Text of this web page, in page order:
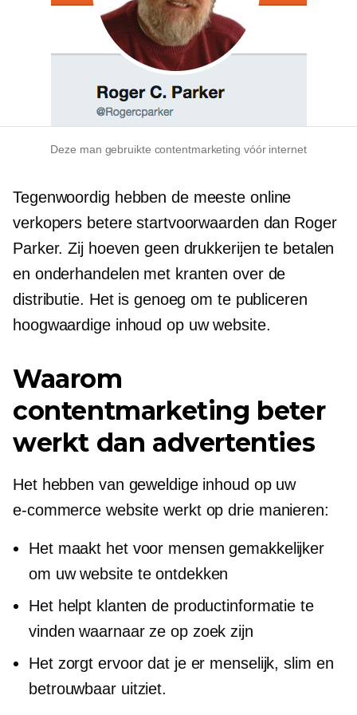
Deze man gebruikte contentmarketing vóór internet
Tegenwoordig hebben de meeste online
verkopers betere startvoorwaarden dan Roger
Parker. Zij hoeven geen drukkerijen te betalen
en onderhandelen met kranten over de
distributie. Het is genoeg om te publiceren
hoogwaardigeinhoud op uw website.
Waarom
contentmarketing beter
werkt dan advertenties
Het hebben van geweldige inhoud op uw
e-commerce website werkt op drie manieren:
Het maakt het voor mensen gemakkelijker
om uw website te ontdekken
Het helpt klanten de productinformatie te
vinden waarnaar ze op zoek zijn
Het zorgt ervoor dat je er menselijk, slim en
betrouwbaar uitziet.